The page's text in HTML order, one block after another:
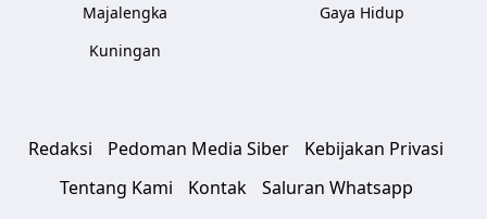
Majalengka
Kuningan
Gaya Hidup
Redaksi Pedoman Media Siber
Kebijakan Privasi
Tentang Kami
Kontak Saluran Whatsapp